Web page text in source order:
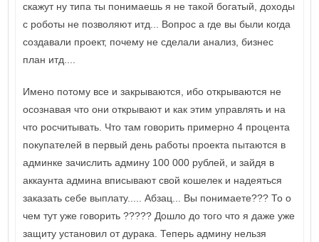
скажут ну типа ты понимаешь я не такой богатый, доходы
с роботы не позволяют итд... Вопрос а где вы были когда
создавали проект, почему не сделали анализ, бизнес
план итд....
Имено потому все и закрываются, ибо открываются не
осознавая что они открывают и как этим управлять и на
что росчитывать. Что там говорить примерно 4 процента
покупателей в первый день работы проекта пытаются в
админке зачислить админу 100 000 рублей, и зайдя в
аккаунта админа вписывают свой кошелек и надеяться
заказать себе выплату..... Абзац... Вы понимаете??? То о
чем тут уже говорить ????? Дошло до того что я даже уже
защиту установил от дурака. Теперь админу нельзя